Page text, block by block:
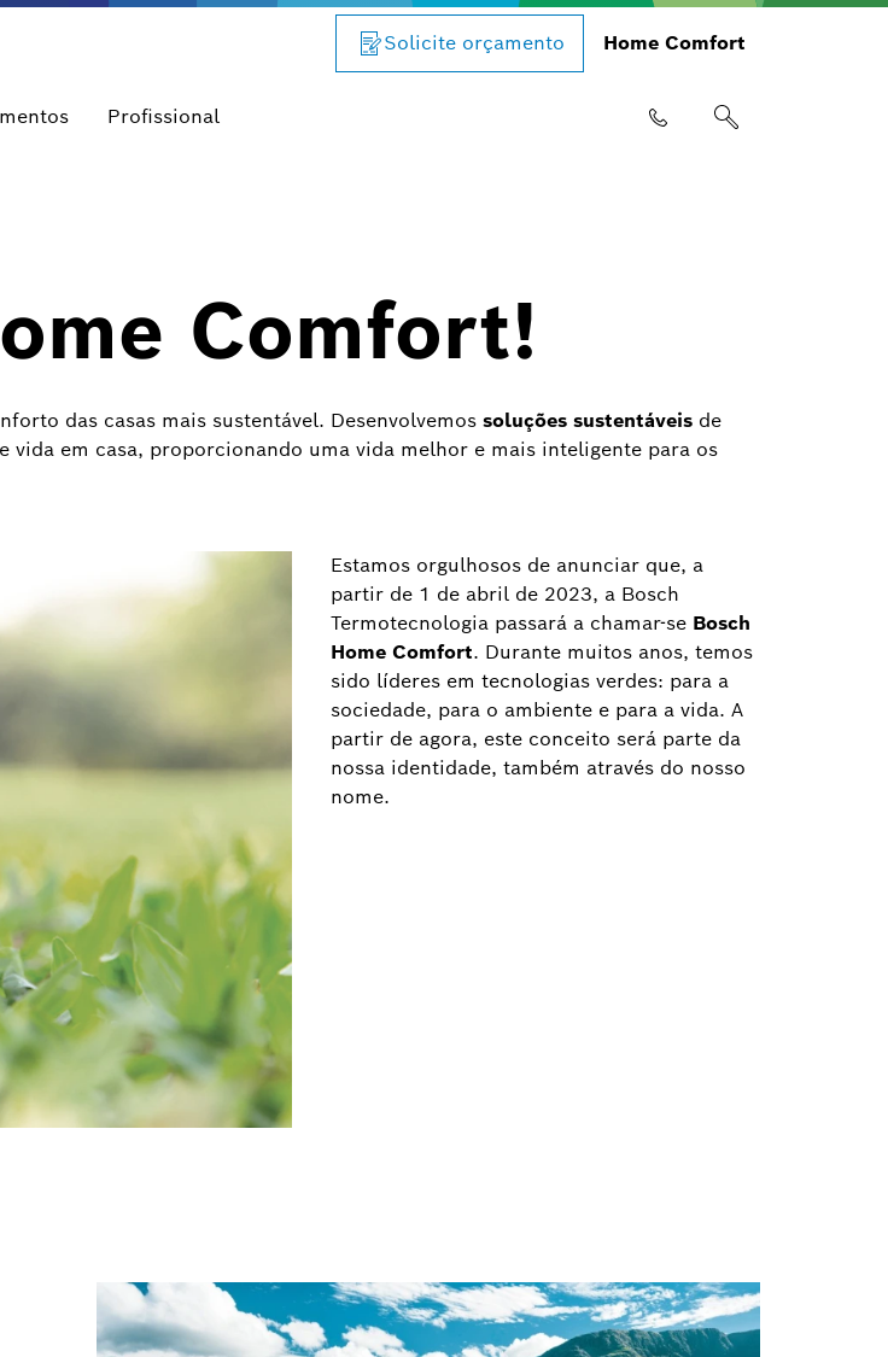
Solicite orçamento Home Comfort
Profissional
Comfort!
das casas mais sustentável. Desenvolvemos soluções sustentáveis de
em casa, proporcionando uma vida melhor e mais inteligente para os
Estamos orgulhosos de anunciar que, a
partir de 1 de abril de 2023, a Bosch
Termotecnologia passará a chamar-se Bosch
Home Comfort. Durante muitos anos, temos
sido líderes em tecnologias verdes: para a
sociedade, para o ambiente e para a vida. A
partir de agora, este conceito será parte da
nossa identidade, também através do nosso
nome.